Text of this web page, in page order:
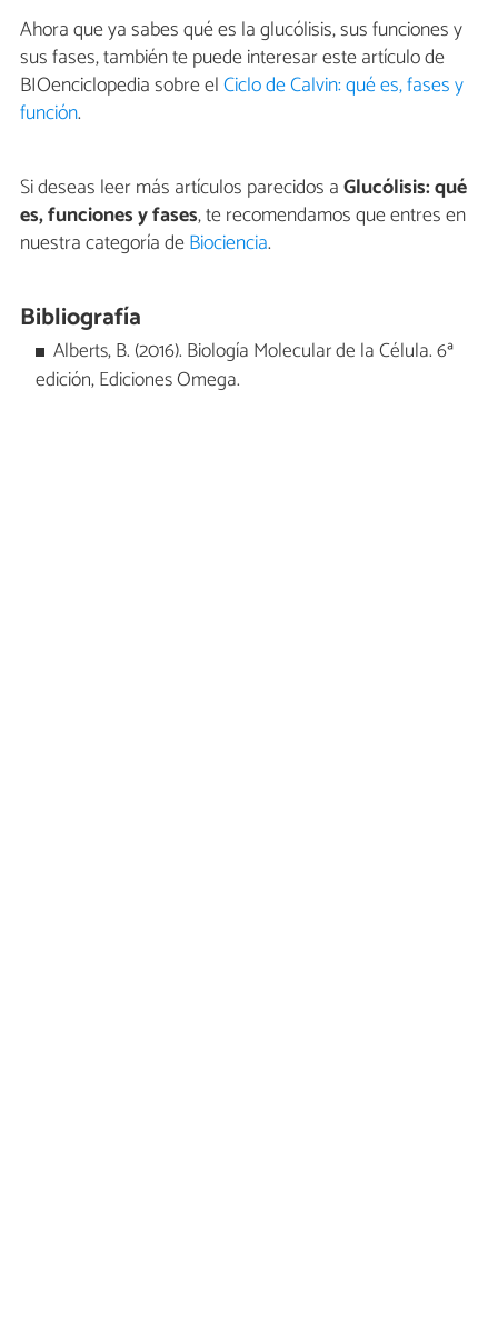
Ahora que ya sabes qué es la glucólisis, sus funciones y
sus fases, también te puede interesar este artículo de
BIOenciclopedia sobre elCiclo de Calvin: qué es, fases y
función.
Si deseas leer más artículos parecidos aGlucólisis: qué
es, funciones y fases, te recomendamos que entres en
nuestra categoría deBiociencia.
Bibliografía
Alberts, B. (2016). Biología Molecular de la Célula. 6ª
edición, Ediciones Omega.